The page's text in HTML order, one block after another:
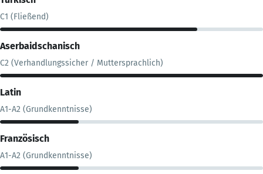
C1 (Fließend)
Aserbaidschanisch
C2 (Verhandlungssicher / Muttersprachlich)
Latin
A1-A2 (Grundkenntnisse)
Französisch
A1-A2 (Grundkenntnisse)